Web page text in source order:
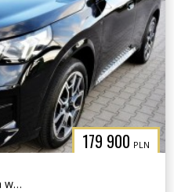
179 900 PLN
2700 km przebiegu, 4x4, Bogata wersja